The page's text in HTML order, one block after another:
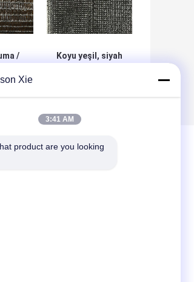
/
Koyu yeşil, siyah
Xie
3:41 AM
product are you looking